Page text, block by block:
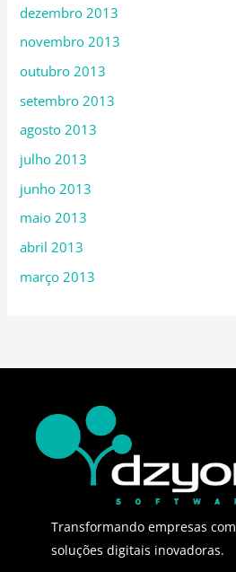
dezembro 2013
novembro 2013
outubro 2013
setembro 2013
agosto 2013
julho 2013
junho 2013
maio 2013
abril 2013
março 2013
Transformando empresas com
soluções digitais inovadoras.